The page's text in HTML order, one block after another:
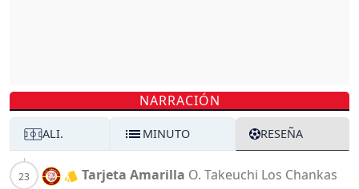
NARRACIÓN
ALI. MINUTO RESEÑA
Tarjeta Amarilla O. Takeuchi Los Chankas